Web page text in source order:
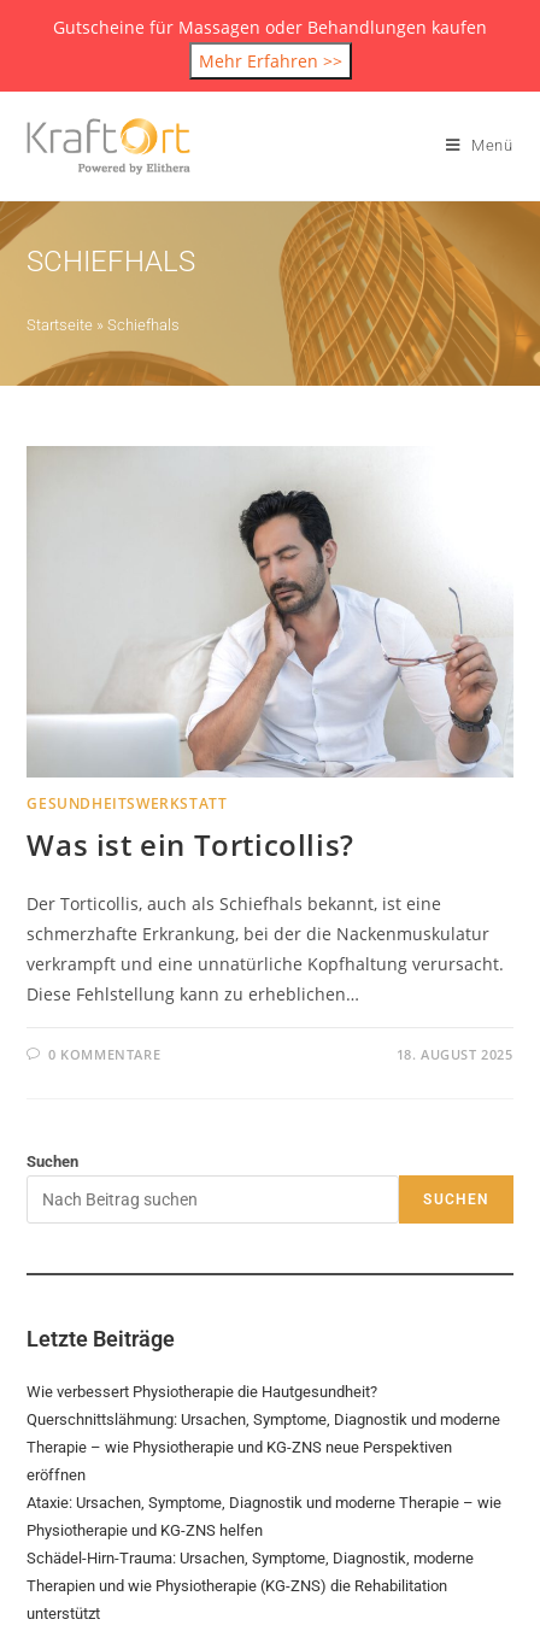
Gutscheine für Massagen oder Behandlungen kaufen
Mehr Erfahren >>
Menü
SCHIEFHALS
Startseite »Schiefhals
GESUNDHEITSWERKSTATT
Was ist ein Torticollis?
Der Torticollis, auch als Schiefhals bekannt, ist eine
schmerzhafte Erkrankung, bei der die Nackenmuskulatur
verkrampft und eine unnatürliche Kopfhaltung verursacht.
Diese Fehlstellung kann zu erheblichen…
0 KOMMENTARE 18. AUGUST 2025
Suchen
SUCHEN
Letzte Beiträge
Wie verbessert Physiotherapie die Hautgesundheit?
Querschnittslähmung: Ursachen, Symptome, Diagnostik und moderne
Therapie – wie Physiotherapie und KG-ZNS neue Perspektiven
eröffnen
Ataxie: Ursachen, Symptome, Diagnostik und moderne Therapie – wie
Physiotherapie und KG-ZNS helfen
Schädel-Hirn-Trauma: Ursachen, Symptome, Diagnostik, moderne
Therapien und wie Physiotherapie (KG-ZNS) die Rehabilitation
unterstützt